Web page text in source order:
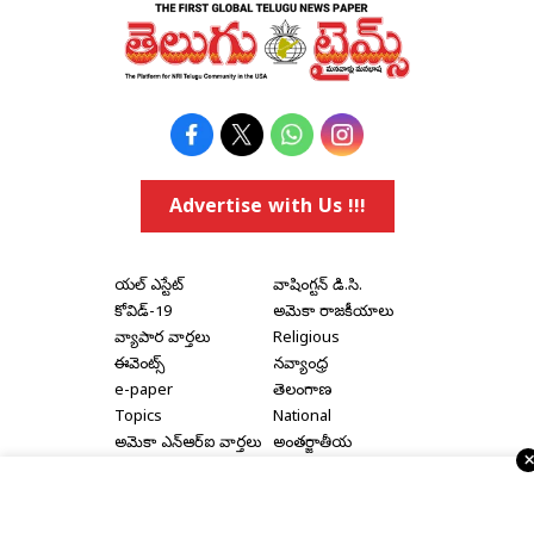
Advertise with Us !!!
రియల్ ఎస్టేట్
కోవిడ్-19
వ్యాపార వార్తలు
ఈవెంట్స్
e-paper
Topics
అమెరికా ఎన్‌ఆర్‌ఐ వార్తలు
వాషింగ్టన్ డి.సి.
అమెరికా రాజకీయాలు
Religious
నవ్యాంధ్ర
తెలంగాణ
National
అంతర్జాతీయ